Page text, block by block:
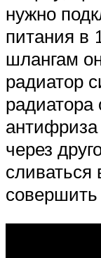
нужно
питания в
шлангам
радиатор
радиатора
через
сливаться
совершить